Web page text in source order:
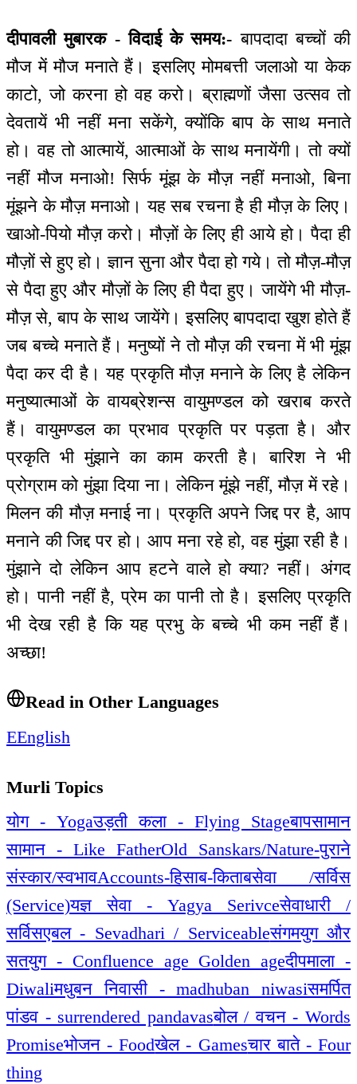
दीपावली मुबारक - विदाई के समय:- बापदादा बच्चों की
मौज में मौज मनाते हैं। इसलिए मोमबत्ती जलाओ या केक
काटो, जो करना हो वह करो। ब्राह्मणों जैसा उत्सव तो
देवतायें भी नहीं मना सकेंगे, क्योंकि बाप के साथ मनाते
हो। वह तो आत्मायें, आत्माओं के साथ मनायेंगी। तो क्यों
नहीं मौज मनाओ! सिर्फ मूंझ के मौज़ नहीं मनाओ, बिना
मूंझने के मौज़ मनाओ। यह सब रचना है ही मौज़ के लिए।
खाओ-पियो मौज़ करो। मौज़ों के लिए ही आये हो। पैदा ही
मौज़ों से हुए हो। ज्ञान सुना और पैदा हो गये। तो मौज़-मौज़
से पैदा हुए और मौज़ों के लिए ही पैदा हुए। जायेंगे भी मौज़-
मौज़ से, बाप के साथ जायेंगे। इसलिए बापदादा खुश होते हैं
जब बच्चे मनाते हैं। मनुष्यों ने तो मौज़ की रचना में भी मूंझ
पैदा कर दी है। यह प्रकृति मौज़ मनाने के लिए है लेकिन
मनुष्यात्माओं के वायब्रेशन्स वायुमण्डल को खराब करते
हैं। वायुमण्डल का प्रभाव प्रकृति पर पड़ता है। और
प्रकृति भी मुंझाने का काम करती है। बारिश ने भी
प्रोग्राम को मुंझा दिया ना। लेकिन मूंझे नहीं, मौज़ में रहे।
मिलन की मौज़ मनाई ना। प्रकृति अपने जिद्द पर है, आप
मनाने की जिद्द पर हो। आप मना रहे हो, वह मुंझा रही है।
मुंझाने दो लेकिन आप हटने वाले हो क्या? नहीं। अंगद
हो। पानी नहीं है, प्रेम का पानी तो है। इसलिए प्रकृति
भी देख रही है कि यह प्रभु के बच्चे भी कम नहीं हैं।
अच्छा!
Read in Other Languages
EEnglish
Murli Topics
योग - Yogaउड़ती कला - Flying Stageबापसामान
सामान - Like FatherOld Sanskars/Nature-पुराने
संस्कार/स्वभावAccounts-हिसाब-किताबसेवा /सर्विस
(Service)यज्ञ सेवा - Yagya Serivceसेवाधारी /
सर्विसएबल - Sevadhari / Serviceableसंगमयुग और
सतयुग - Confluence age Golden ageदीपमाला -
Diwaliमधुबन निवासी - madhuban niwasiसमर्पित
पांडव - surrendered pandavasबोल / वचन - Words
Promiseभोजन - Foodखेल - Gamesचार बाते - Four
thing